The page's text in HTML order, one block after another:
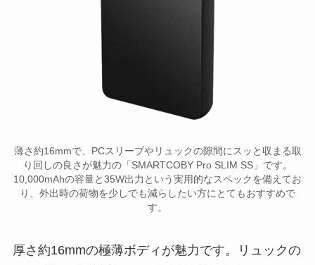
薄さ約16mmで、PCスリーブやリュックの隙間にスッと収まる取
り回しの良さが魅力の「SMARTCOBY Pro SLIM SS」です。
10,000mAhの容量と35W出力という実用的なスペックを備えてお
り、外出時の荷物を少しでも減らしたい方にとてもおすすめで
す。
厚さ約16mmの極薄ボディが魅力です。リュックの